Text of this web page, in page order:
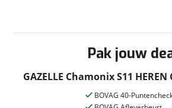
Pak jouw
GAZELLE Chamonix S11
65cm 2024
BOVAG 40-